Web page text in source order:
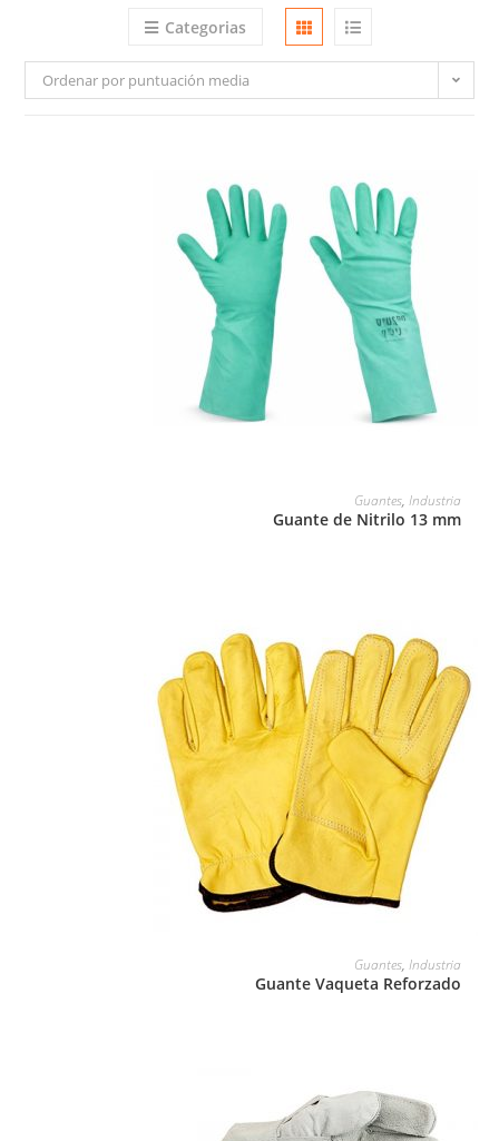
Categorias
Ordenar por puntuación media
Guantes,Industria
Guante de Nitrilo 13 mm
Guantes,Industria
Guante Vaqueta Reforzado